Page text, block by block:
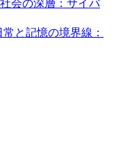
会の深層：サイバ
と記憶の境界線：